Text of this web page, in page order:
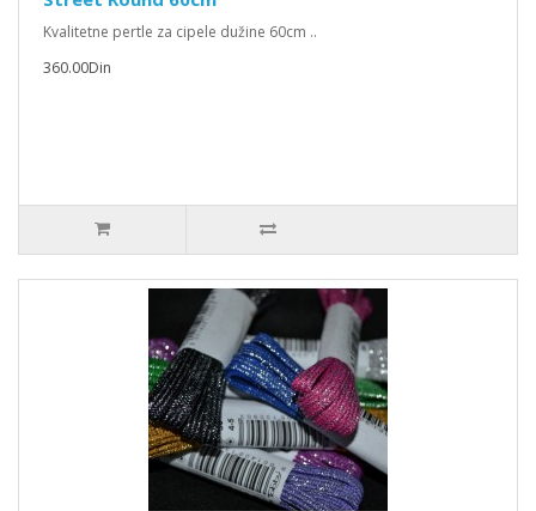
Kvalitetne pertle za cipele dužine 60cm ..
360.00Din